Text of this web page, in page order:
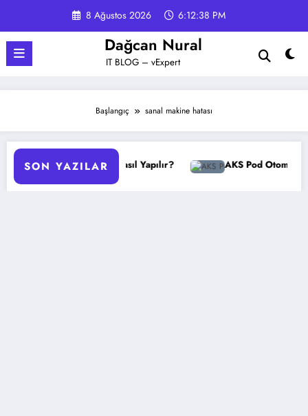
8 Ağustos 2026 6:12:39 PM
Dağcan Nural
IT BLOG – vExpert
Başlangıç sanal makine hatası
SON YAZILAR
GPO Yedekleme Nasıl Yapılır? AKS Pod Otomatik